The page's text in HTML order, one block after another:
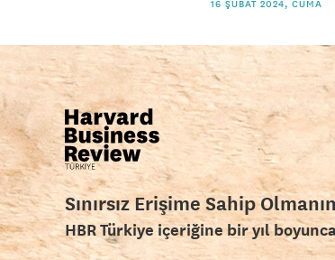
16 ŞUBAT 2024, CUMA
Sınırsız Erişime Sahip
HBR Türkiye içeriğine bir yıl